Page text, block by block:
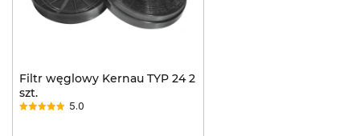
Filtr węglowy Kernau TYP 24 2
szt.
5.0